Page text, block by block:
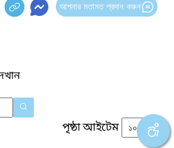
আপনার মতামত প্রদান করুন
পৃষ্ঠা আইটেম